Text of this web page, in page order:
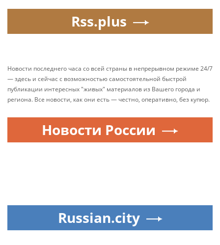
Rss.plus
Новости последнего часа со всей страны в непрерывном режиме 24/7
— здесь и сейчас с возможностью самостоятельной быстрой
публикации интересных "живых" материалов из Вашего города и
региона. Все новости, как они есть — честно, оперативно, без купюр.
Новости России
Russian.city